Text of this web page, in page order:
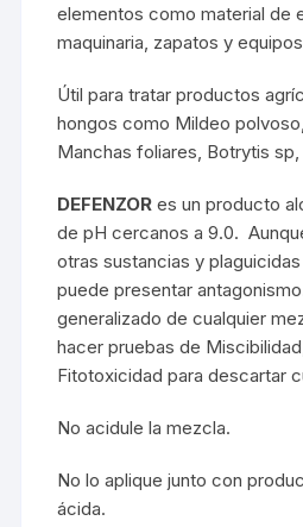
elementos como material de
maquinaria, zapatos y
Útil para tratar productos
hongos como Mildeo
Manchas foliares, Botrytis sp,
DEFENZORes un producto
de pH cercanos a 9.0.
otras sustancias y
puede presentar
generalizado de cualquier
hacer pruebas de
Fitotoxicidad para descartar
No acidule la mezcla.
No lo aplique junto con
ácida.